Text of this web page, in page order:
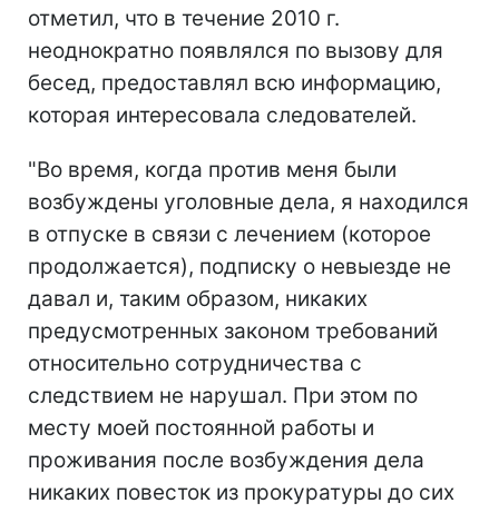
отметил, что в течение 2010 г.
неоднократно появлялся по вызову для
бесед, предоставлял всю информацию,
которая интересовала следователей.
"Во время, когда против меня были
возбуждены уголовные дела, я находился
в отпуске в связи с лечением (которое
продолжается), подписку о невыезде не
давал и, таким образом, никаких
предусмотренных законом требований
относительно сотрудничества с
следствием не нарушал. При этом по
месту моей постоянной работы и
проживания после возбуждения дела
никаких повесток из прокуратуры до сих